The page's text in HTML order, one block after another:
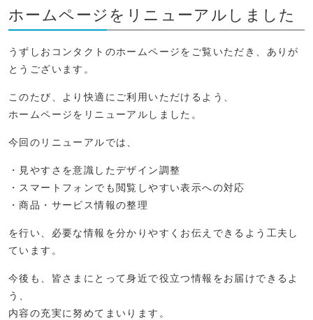
ホームページをリニューアルしました
うずしおコンタクトのホームページをご覧いただき、ありが
とうございます。
このたび、より快適にご利用いただけるよう、
ホームページをリニューアルしました。
今回のリニューアルでは、
・見やすさを意識したデザイン調整
・スマートフォンでも閲覧しやすい表示への対応
・商品・サービス情報の整理
を行い、必要な情報を分かりやすくお伝えできるよう工夫し
ています。
今後も、皆さまにとって身近で役立つ情報をお届けできるよ
う、
内容の充実に努めてまいります。